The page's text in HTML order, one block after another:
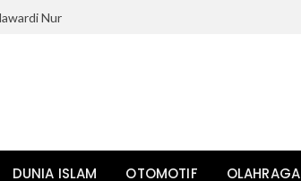
Nur
DUNIA ISLAM OTOMOTIF OLAHRAGA